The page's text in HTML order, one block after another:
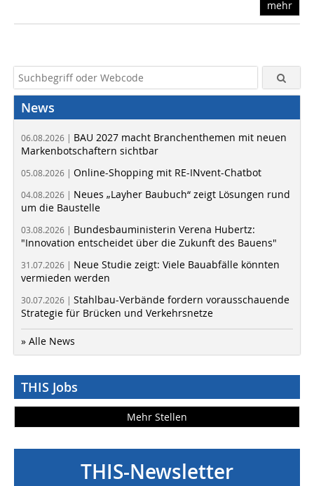
mehr
News
06.08.2026 | BAU 2027 macht Branchenthemen mit neuen
Markenbotschaftern sichtbar
05.08.2026 | Online-Shopping mit RE-INvent-Chatbot
04.08.2026 | Neues „Layher Baubuch“ zeigt Lösungen rund
um die Baustelle
03.08.2026 | Bundesbauministerin Verena Hubertz:
"Innovation entscheidet über die Zukunft des Bauens"
31.07.2026 | Neue Studie zeigt: Viele Bauabfälle könnten
vermieden werden
30.07.2026 | Stahlbau-Verbände fordern vorausschauende
Strategie für Brücken und Verkehrsnetze
» Alle News
THIS Jobs
Mehr Stellen
THIS-Newsletter